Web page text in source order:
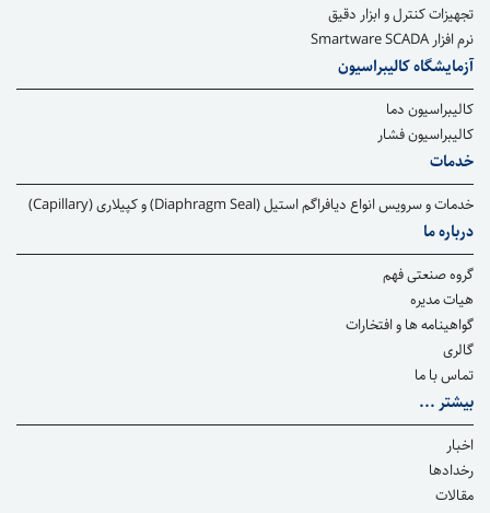
تجهیزات کنترل و ابزار دقیق
نرم افزار Smartware SCADA
آزمایشگاه کالیبراسیون
کالیبراسیون دما
کالیبراسیون فشار
خدمات
خدمات و سرویس انواع دیافراگم استیل (Diaphragm Seal) و کپیلاری (Capillary)
درباره ما
گروه صنعتی فهم
هیات مدیره
گواهینامه ها و افتخارات
گالری
تماس با ما
بیشتر ...
اخبار
رخدادها
مقالات